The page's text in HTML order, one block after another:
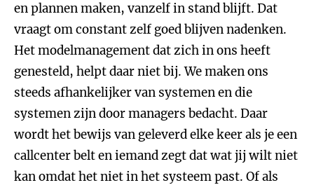
en plannen maken, vanzelf in stand blijft. Dat
vraagt om constant zelf goed blijven nadenken.
Het modelmanagement dat zich in ons heeft
genesteld, helpt daar niet bij. We maken ons
steeds afhankelijker van systemen en die
systemen zijn door managers bedacht. Daar
wordt het bewijs van geleverd elke keer als je een
callcenter belt en iemand zegt dat wat jij wilt niet
kan omdat het niet in het systeem past. Of als